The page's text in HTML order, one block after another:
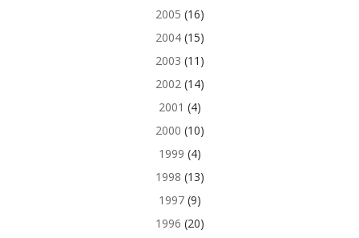
2005 (16)
2004(15)
2003 (11)
2002(14)
2001 (4)
2000 (10)
1999 (4)
1998 (13)
1997(9)
1996 (20)